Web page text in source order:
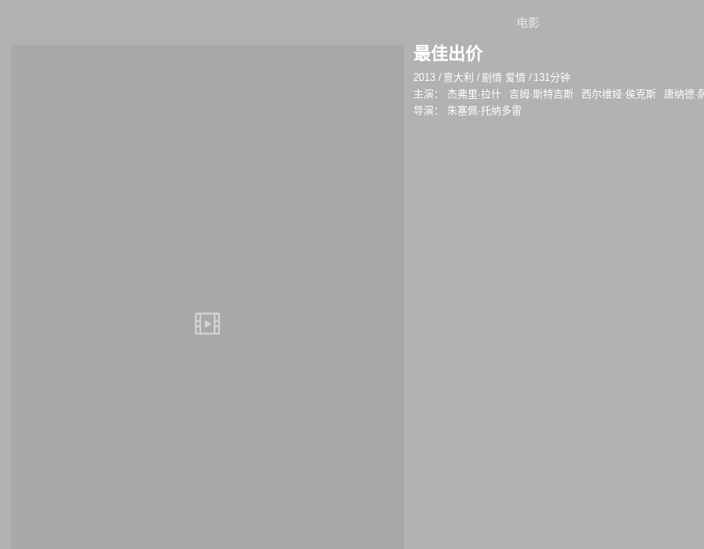
电影
最佳出价
2013 / 意大利 /剧情 爱情 / 131分钟
主演：
杰弗里·拉什 吉姆·斯特吉斯 西尔维娅·侯克斯
唐纳德·
导演：
朱塞佩·托纳多雷